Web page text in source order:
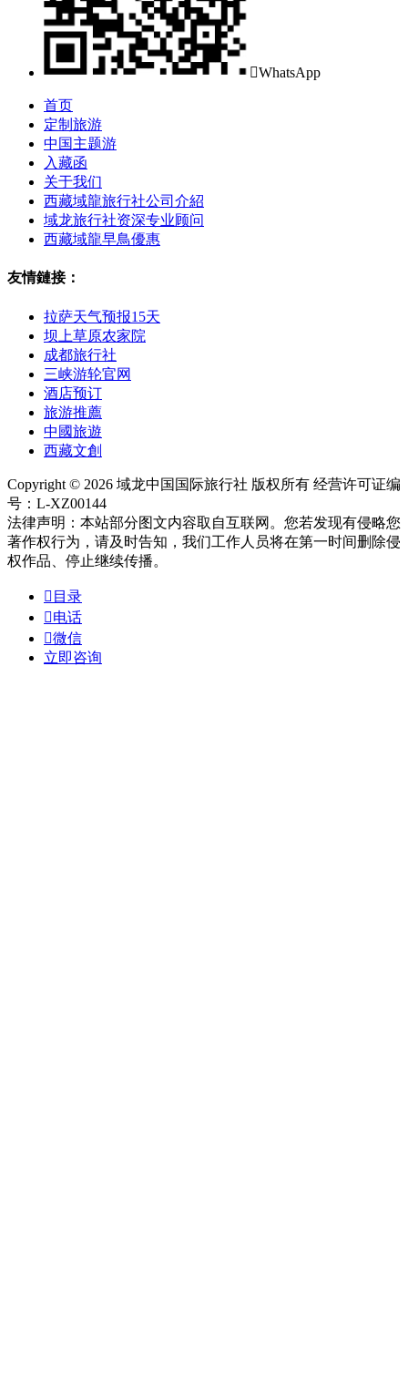
WhatsApp
首页
定制旅游
中国主题游
入藏函
关于我们
西藏域龍旅行社公司介紹
域龙旅行社资深专业顾问
西藏域龍早鳥優惠
友情鏈接：
拉萨天气预报15天
坝上草原农家院
成都旅行社
三峡游轮官网
酒店预订
旅游推薦
中國旅遊
西藏文創
Copyright © 2026 域龙中国国际旅行社 版权所有 经营许可证编
号：L-XZ00144
法律声明：本站部分图文内容取自互联网。您若发现有侵略您
著作权行为，请及时告知，我们工作人员将在第一时间删除侵
权作品、停止继续传播。
 目录
电话
微信
立即咨询